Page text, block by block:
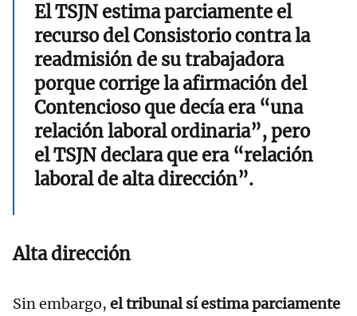
El TSJN estima parciamente el
recurso del Consistorio contra la
readmisión de su trabajadora
porque corrige la afirmación del
Contencioso que decía era “una
relación laboral ordinaria”, pero
el TSJN declara que era “relación
laboral de alta dirección”.
Alta dirección
Sin embargo, el tribunal sí estima parciamente